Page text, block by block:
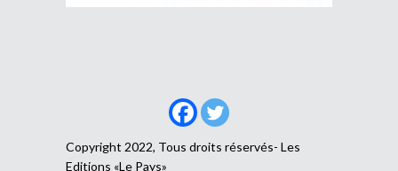
Copyright 2022, Tous droits réservés- Les
Editions «Le Pays»